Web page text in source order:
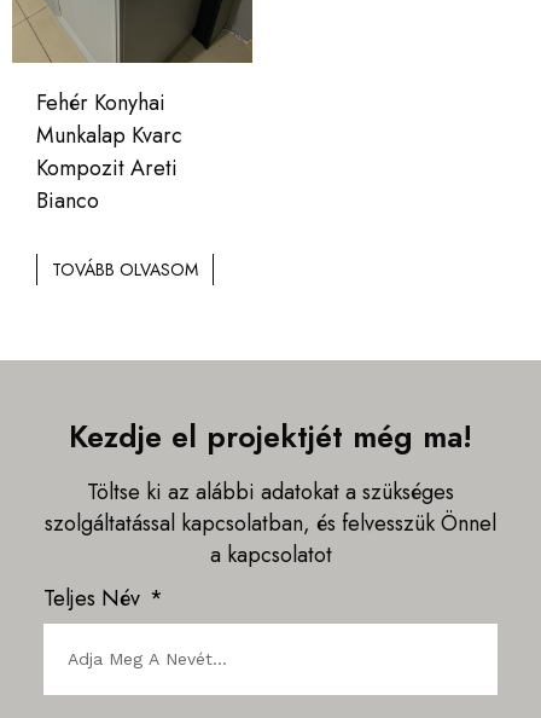
Fehér Konyhai
Munkalap Kvarc
Kompozit Areti
Bianco
TOVÁBB OLVASOM
Kezdje el projektjét még ma!
Töltse ki az alábbi adatokat a szükséges
szolgáltatással kapcsolatban, és felvesszük Önnel
a kapcsolatot
Teljes Név